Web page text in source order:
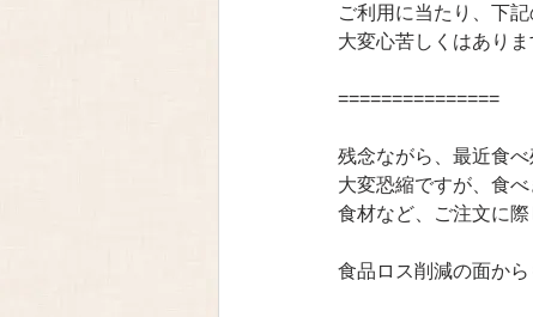
ご利用に当たり、下
大変心苦しくはあり
===============
残念ながら、最近食
大変恐縮ですが、食
食材など、ご注文に
食品ロス削減の面か